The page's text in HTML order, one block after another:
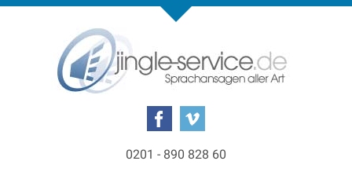
0201 - 890 828 60